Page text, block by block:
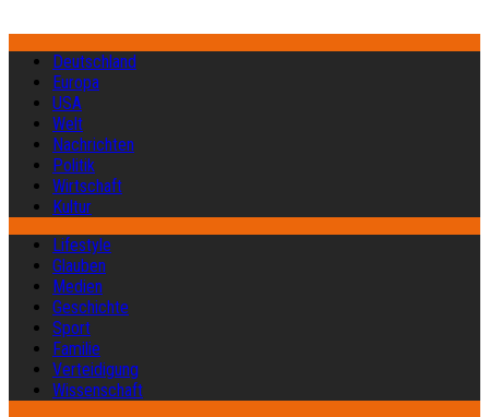
Deutschland
Europa
USA
Welt
Nachrichten
Politik
Wirtschaft
Kultur
Lifestyle
Glauben
Medien
Geschichte
Sport
Familie
Verteidigung
Wissenschaft